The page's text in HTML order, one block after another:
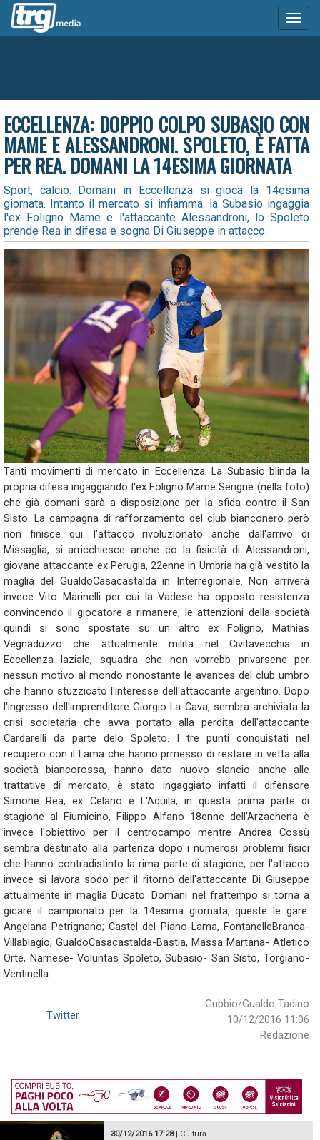
ECCELLENZA: DOPPIO COLPO SUBASIO CON
MAME E ALESSANDRONI. SPOLETO, È FATTA
PER REA. DOMANI LA 14ESIMA GIORNATA
Sport, calcio: Domani in Eccellenza si gioca la 14esima
giornata. Intanto il mercato si infiamma: la Subasio ingaggia
l'ex Foligno Mame e l'attaccante Alessandroni, lo Spoleto
prende Rea in difesa e sogna Di Giuseppe in attacco.
Tanti movimenti di mercato in Eccellenza: La Subasio blinda la
propria difesa ingaggiando l'ex Foligno Mame Serigne (nella foto)
che già domani sarà a disposizione per la sfida contro il San
Sisto. La campagna di rafforzamento del club bianconero però
non finisce qui: l'attacco rivoluzionato anche dall'arrivo di
Missaglia, si arricchiesce anche co la fisicità di Alessandroni,
giovane attaccante ex Perugia, 22enne in Umbria ha già vestito la
maglia del GualdoCasacastalda in Interregionale. Non arriverà
invece Vito Marinelli per cui la Vadese ha opposto resistenza
convincendo il giocatore a rimanere, le attenzioni della società
quindi si sono spostate su un altro ex Foligno, Mathias
Vegnaduzzo che attualmente milita nel Civitavecchia in
Eccellenza laziale, squadra che non vorrebb privarsene per
nessun motivo al mondo nonostante le avances del club umbro
che hanno stuzzicato l'interesse dell'attaccante argentino. Dopo
l'ingresso dell'imprenditore Giorgio La Cava, sembra archiviata la
crisi societaria che avva portato alla perdita dell'attaccante
Cardarelli da parte delo Spoleto. I tre punti conquistati nel
recupero con il Lama che hanno prmesso di restare in vetta alla
società biancorossa, hanno dato nuovo slancio anche alle
trattative di mercato, è stato ingaggiato infatti il difensore
Simone Rea, ex Celano e L'Aquila, in questa prima parte di
stagione al Fiumicino, Filippo Alfano 18enne dell'Arzachena è
invece l'obiettivo per il centrocampo mentre Andrea Cossù
sembra destinato alla partenza dopo i numerosi problemi fisici
che hanno contradistinto la rima parte di stagione, per l'attacco
invece si lavora sodo per il ritorno dell'attaccante Di Giuseppe
attualmente in maglia Ducato. Domani nel frattempo si torna a
gicare il campionato per la 14esima giornata, queste le gare:
Angelana-Petrignano; Castel del Piano-Lama, FontanelleBranca-
Villabiagio, GualdoCasacastalda-Bastia, Massa Martana- Atletico
Orte, Narnese- Voluntas Spoleto, Subasio- San Sisto, Torgiano-
Ventinella.
Gubbio/Gualdo Tadino
10/12/2016 11:06
Redazione
Twitter
30/12/2016 17:28| Cultura